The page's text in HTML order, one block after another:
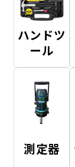
ハンドツ
ール
測定器